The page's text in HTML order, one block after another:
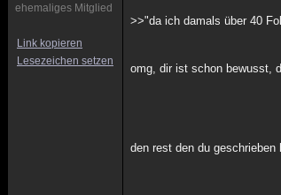
ehemaliges Mitglied
Link kopieren
Lesezeichen setzen
>>"da ich damals über 40
omg, dir ist schon bewusst,
den rest den du